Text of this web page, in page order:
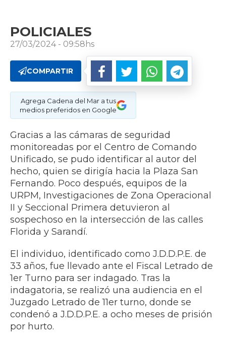
POLICIALES
27/03/2024 - 09:58hs
COMPARTIR
Agrega Cadena del Mar a tus
medios preferidos en Google
Gracias a las cámaras de seguridad
monitoreadas por el Centro de Comando
Unificado, se pudo identificar al autor del
hecho, quien se dirigía hacia la Plaza San
Fernando. Poco después, equipos de la
URPM, Investigaciones de Zona Operacional
II y Seccional Primera detuvieron al
sospechoso en la intersección de las calles
Florida y Sarandí.
El individuo, identificado como J.D.D.P.E. de
33 años, fue llevado ante el Fiscal Letrado de
1er Turno para ser indagado. Tras la
indagatoria, se realizó una audiencia en el
Juzgado Letrado de 11er turno, donde se
condenó a J.D.D.P.E. a ocho meses de prisión
por hurto.